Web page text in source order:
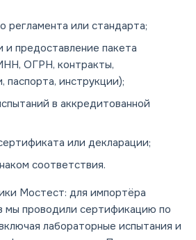
регламента или стандарта;
и предоставление пакета
ОГРН, контракты,
паспорта, инструкции);
в аккредитованной
или декларации;
соответствия.
Мостест: для импортёра
мы проводили сертификацию по
лабораторные испытания и